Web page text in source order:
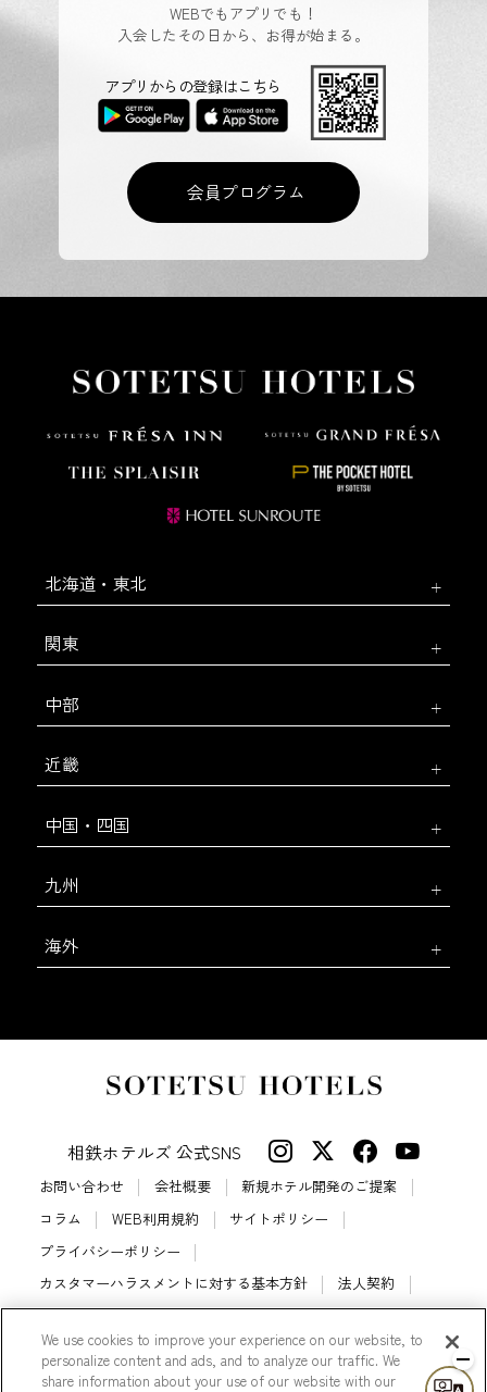
WEBでもアプリでも！
入会したその日から、お得が始まる。
会員プログラム
アプリからの登録はこちら
北海道・東北
関東
中部
近畿
中国・四国
九州
海外
相鉄ホテルズ 公式SNS
お問い合わせ 会社概要
新規ホテル開発のご提案
コラム
WEB利用規約
サイトポリシー
プライバシーポリシー
カスタマーハラスメントに対する基本方針
法人契約
宿泊約款
会員規約
サイトマップ
相鉄ホテルズ パートナーホテル加盟募集のご案内
採用情報
Cookie Settings
We use cookies to improve your experience on our website, to
personalize content and ads, and to analyze our traffic. We
share information about your use of our website with our